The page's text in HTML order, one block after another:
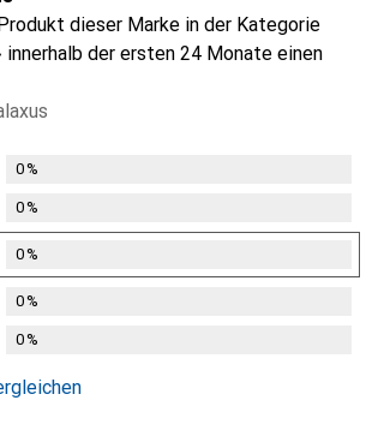
dieser Marke in der Kategorie
der ersten 24 Monate einen
0%
0%
0%
0%
0%